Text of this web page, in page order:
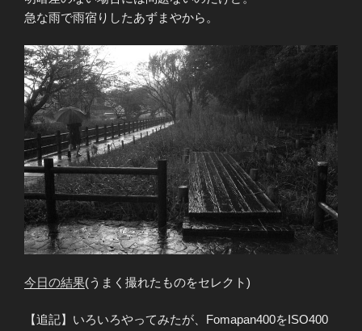
急な雨で雨宿りしたあずまやから。
今日の結果(うまく撮れたものをセレクト)
【追記】いろいろやってみたが、Fomapan400をISO400